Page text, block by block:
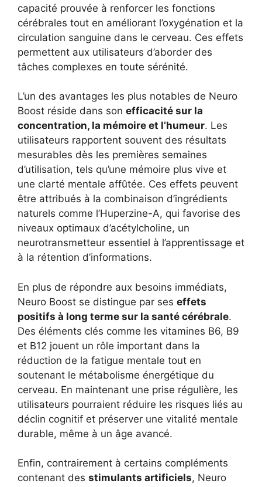
capacité prouvée à renforcer les fonctions
cérébrales tout en améliorant l’oxygénation et la
circulation sanguine dans le cerveau. Ces effets
permettent aux utilisateurs d’aborder des
tâches complexes en toute sérénité.
L’un des avantages les plus notables de Neuro
Boost réside dans son efficacité sur la
concentration, la mémoire et l’humeur. Les
utilisateurs rapportent souvent des résultats
mesurables dès les premières semaines
d’utilisation, tels qu’une mémoire plus vive et
une clarté mentale affûtée. Ces effets peuvent
être attribués à la combinaison d’ingrédients
naturels comme l’Huperzine-A, qui favorise des
niveaux optimaux d’acétylcholine, un
neurotransmetteur essentiel à l’apprentissage et
à la rétention d’informations.
En plus de répondre aux besoins immédiats,
Neuro Boost se distingue par ses effets
positifs à long terme sur la santé cérébrale.
Des éléments clés comme les vitamines B6, B9
et B12 jouent un rôle important dans la
réduction de la fatigue mentale tout en
soutenant le métabolisme énergétique du
cerveau. En maintenant une prise régulière, les
utilisateurs pourraient réduire les risques liés au
déclin cognitif et préserver une vitalité mentale
durable, même à un âge avancé.
Enfin, contrairement à certains compléments
contenant des stimulants artificiels, Neuro